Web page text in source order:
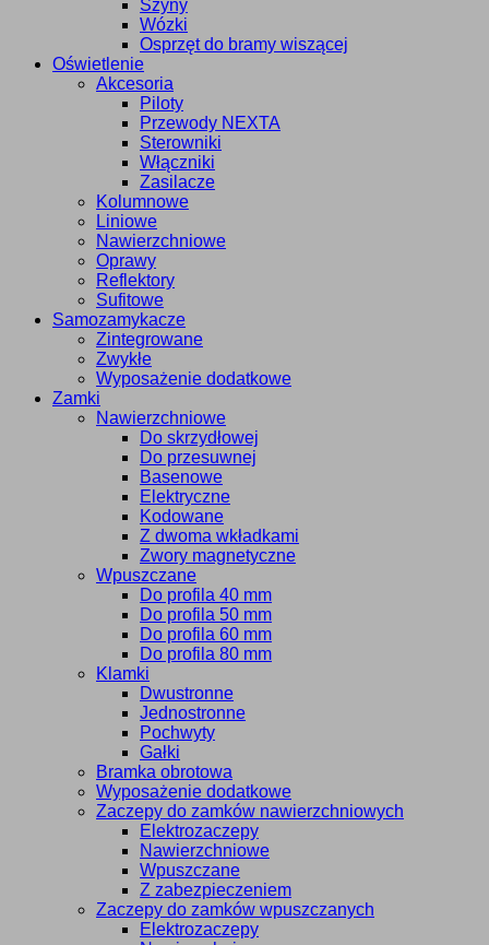
Szyny
Wózki
Osprzęt do bramy wiszącej
Oświetlenie
Akcesoria
Piloty
Przewody NEXTA
Sterowniki
Włączniki
Zasilacze
Kolumnowe
Liniowe
Nawierzchniowe
Oprawy
Reflektory
Sufitowe
Samozamykacze
Zintegrowane
Zwykłe
Wyposażenie dodatkowe
Zamki
Nawierzchniowe
Do skrzydłowej
Do przesuwnej
Basenowe
Elektryczne
Kodowane
Z dwoma wkładkami
Zwory magnetyczne
Wpuszczane
Do profila 40 mm
Do profila 50 mm
Do profila 60 mm
Do profila 80 mm
Klamki
Dwustronne
Jednostronne
Pochwyty
Gałki
Bramka obrotowa
Wyposażenie dodatkowe
Zaczepy do zamków nawierzchniowych
Elektrozaczepy
Nawierzchniowe
Wpuszczane
Z zabezpieczeniem
Zaczepy do zamków wpuszczanych
Elektrozaczepy